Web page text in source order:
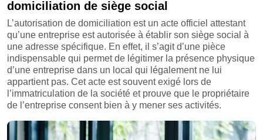
domiciliation de siège social
L’autorisation de domiciliation est un acte officiel attestant
qu’une entreprise est autorisée à établir son siège social à
une adresse spécifique. En effet, il s’agit d’une pièce
indispensable qui permet de légitimer la présence physique
d’une entreprise dans un local qui légalement ne lui
appartient pas. Cet acte est souvent exigé lors de
l’immatriculation de la société et prouve que le propriétaire
de l’entreprise consent bien à y mener ses activités.